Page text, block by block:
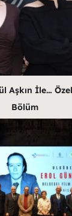
Aşkın İle…
Bölüm